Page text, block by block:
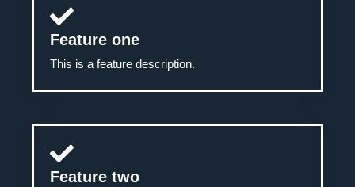
Feature one
This is a feature description.
Feature two